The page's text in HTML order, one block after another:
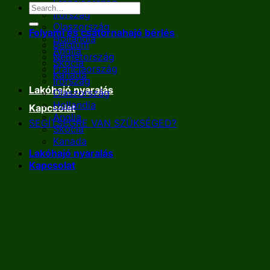
Franciaország
Írország
Olaszország
Hollandia
Anglia
Skócia
Kanada
Lakóhajó nyaralás
Kapcsolat
SEGÍTSÉGRE VAN SZÜKSÉGED?
Folyami és csatornahajó bérlés
Belgium
Németország
Franciaország
Írország
Olaszország
Hollandia
Anglia
Skócia
Kanada
Lakóhajó nyaralás
Kapcsolat